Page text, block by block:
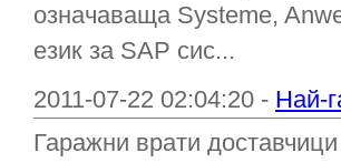
означаваща Systeme,
език за SAP сис...
2011-07-22 02:04:20 - Най-
Гаражни врати